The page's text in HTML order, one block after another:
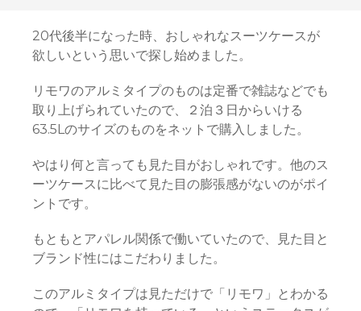
20代後半になった時、おしゃれなスーツケースが
欲しいという思いで探し始めました。
リモワのアルミタイプのものは定番で雑誌などでも
取り上げられていたので、２泊３日からいける
63.5Lのサイズのものをネットで購入しました。
やはり何と言っても見た目がおしゃれです。他のス
ーツケースに比べて見た目の膨張感がないのがポイ
ントです。
もともとアパレル関係で働いていたので、見た目と
ブランド性にはこだわりました。
このアルミタイプは見ただけで「リモワ」とわかる